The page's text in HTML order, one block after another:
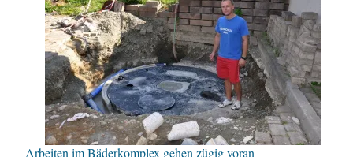
Arbeiten im Bäderkomplex gehen zügig voran